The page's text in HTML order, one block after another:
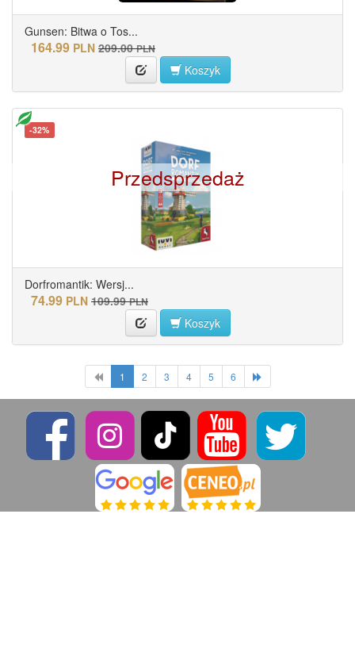
Gunsen: Bitwa o Tos...
164.99 PLN 209.00 PLN
Koszyk
-32%
Dorfromantik: Wersj...
74.99 PLN 109.99 PLN
Koszyk
Przedsprzedaż
1 2 3 4 5 6